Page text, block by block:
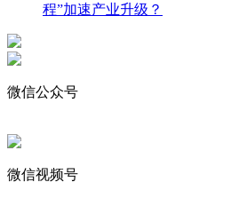
程”加速产业升级？
微信公众号
微信视频号